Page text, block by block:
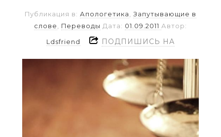
Публикация в: Апологетика , Запутывающие в
слове , Переводы Дата: 01.09.2011 Автор:
Ldsfriend ПОДПИШИСЬ НА